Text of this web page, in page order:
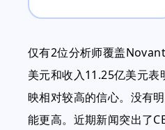
仅有2位分析师覆盖
美元和收入11.25亿美元
映相对较高的信心。没有
能更高。近期新闻突出了